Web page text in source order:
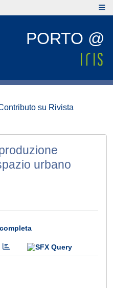
PORTO @
su Rivista
urbano